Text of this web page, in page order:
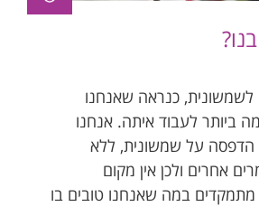
לשמשונית, כנראה שאנחנו
ביותר לעבוד איתה. אנחנו
הדפסה על שמשונית, ללא
אחרים ולכן אין מקום
מתמקדים במה שאנחנו טובים בו